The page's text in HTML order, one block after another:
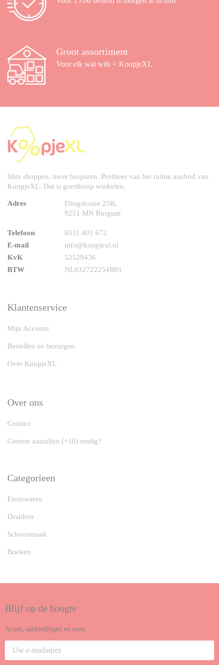
Groot assortiment
Voor elk wat wils = KoopjeXL
Slim shoppen, meer besparen. Profiteer van het ruime aanbod van
KoopjeXL. Dat is goedkoop winkelen.
Adres
Elingsloane 25B,
9251 MN Burgum
Telefoon
0511 401 672
E-mail
info@koopjexl.nl
KvK
52529436
BTW
NL032722254B01
Klantenservice
Mijn Account
Bestellen en bezorgen
Over KoopjeXL
Over ons
Contact
Grotere aantallen (+10) nodig?
Categorieen
Etenswaren
Dranken
Schoonmaak
Boeken
Blijf op de hoogte
Acties, aanbiedingen en meer